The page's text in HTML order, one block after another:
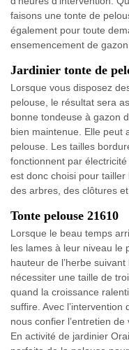
faisons une tonte de
également pour toute
ensemencement de
Jardinier tonte de
Lorsque vous disposez
pelouse, le résultat sera
bonne tondeuse à gazon
bien maintenue. Elle peut
pelouse. Les tailles
fonctionnent par
est donc choisi pour
des arbres, des clôtures
Tonte pelouse 21610
Lorsque le beau temps
les lames à leur niveau le
hauteur de l’herbe
nécessiter une taille de
quand la croissance
suffire. Avec
nous confier l’entretien
En activité de jardinier